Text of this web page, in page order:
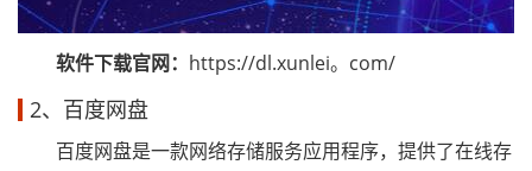
软件下载官网： https://dl.xunlei。com/
2、百度网盘
百度网盘是一款网络存储服务应用程序，提供了在线存